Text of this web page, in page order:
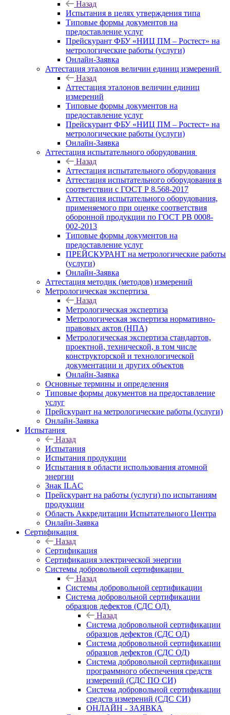
Назад
Испытания в целях утверждения типа
Типовые формы документов на
предоставление услуг
Прейскурант ФБУ «НИЦ ПМ – Ростест» на
метрологические работы (услуги)
Онлайн-Заявка
Аттестация эталонов величин единиц измерений
Назад
Аттестация эталонов величин единиц
измерений
Типовые формы документов на
предоставление услуг
Прейскурант ФБУ «НИЦ ПМ – Ростест» на
метрологические работы (услуги)
Онлайн-Заявка
Аттестация испытательного оборудования
Назад
Аттестация испытательного оборудования
Аттестация испытательного оборудования в
соответствии с ГОСТ Р 8.568-2017
Аттестация испытательного оборудования,
применяемого при оценке соответствия
оборонной продукции по ГОСТ РВ 0008-
002-2013
Типовые формы документов на
предоставление услуг
ПРЕЙСКУРАНТ на метрологические работы
(услуги)
Онлайн-Заявка
Аттестация методик (методов) измерений
Метрологическая экспертиза
Назад
Метрологическая экспертиза
Метрологическая экспертиза нормативно-
правовых актов (НПА)
Метрологическая экспертиза стандартов,
проектной, технической, в том числе
конструкторской и технологической
документации и других объектов
Онлайн-Заявка
Основные термины и определения
Типовые формы документов на предоставление
услуг
Прейскурант на метрологические работы (услуги)
Онлайн-Заявка
Испытания
Назад
Испытания
Испытания продукции
Испытания в области использования атомной
энергии
Знак ILAC
Прейскурант на работы (услуги) по испытаниям
продукции
Область Аккредитации Испытательного Центра
Онлайн-Заявка
Сертификация
Назад
Сертификация
Сертификация электрической энергии
Системы добровольной сертификации
Назад
Системы добровольной сертификации
Система добровольной сертификации
образцов дефектов (СДС ОД)
Назад
Система добровольной сертификации
образцов дефектов (СДС ОД)
Система добровольной сертификации
образцов дефектов (СДС ОД)
Система добровольной сертификации
программного обеспечения средств
измерений (СДС ПО СИ)
Система добровольной сертификации
средств измерений (СДС СИ)
ОНЛАЙН - ЗАЯВКА